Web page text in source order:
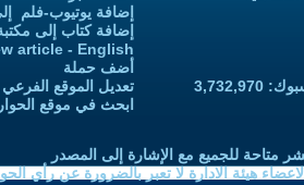
إضافة يوتيوب-فلم
إضافة كتاب إلى
article - English
أضف حملة
تعديل الموقع
ابحث في موقع
متاحة للجميع مع الإشارة إلى المصدر
هيئة الادارة لا تعبر بالضرورة عن رأي